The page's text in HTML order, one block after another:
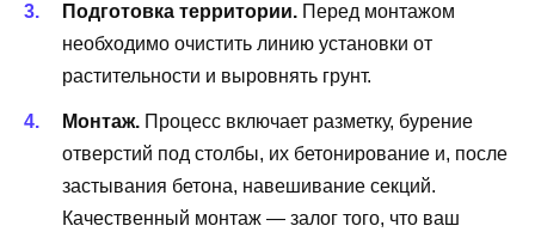
Подготовка территории. Перед монтажом
необходимо очистить линию установки от
растительности и выровнять грунт.
Монтаж. Процесс включает разметку, бурение
отверстий под столбы, их бетонирование и, после
застывания бетона, навешивание секций.
Качественный монтаж — залог того, что ваш